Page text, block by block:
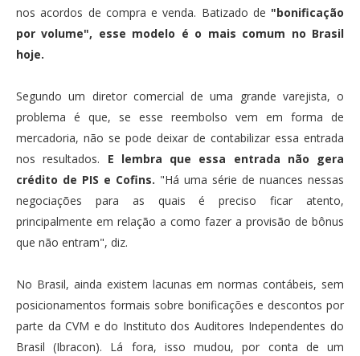
nos acordos de compra e venda. Batizado de "bonificação
por volume", esse modelo é o mais comum no Brasil
hoje.
Segundo um diretor comercial de uma grande varejista, o
problema é que, se esse reembolso vem em forma de
mercadoria, não se pode deixar de contabilizar essa entrada
nos resultados. E lembra que essa entrada não gera
crédito de PIS e Cofins. "Há uma série de nuances nessas
negociações para as quais é preciso ficar atento,
principalmente em relação a como fazer a provisão de bônus
que não entram", diz.
No Brasil, ainda existem lacunas em normas contábeis, sem
posicionamentos formais sobre bonificações e descontos por
parte da CVM e do Instituto dos Auditores Independentes do
Brasil (Ibracon). Lá fora, isso mudou, por conta de um